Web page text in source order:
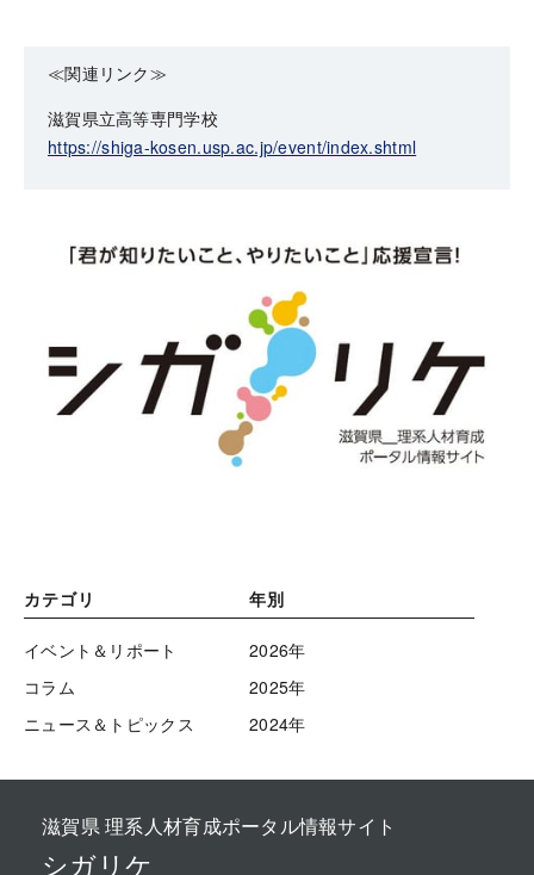
カテゴリ
イベント＆リポート
コラム
ニュース＆トピックス
年別
2026年
2025年
2024年
≪関連リンク≫
滋賀県立高等専門学校
https://shiga-kosen.usp.ac.jp/event/index.shtml
滋賀県 理系人材育成ポータル情報サイト
シガリケ